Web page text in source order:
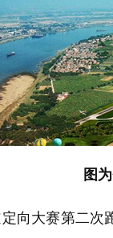
图
大赛第二次